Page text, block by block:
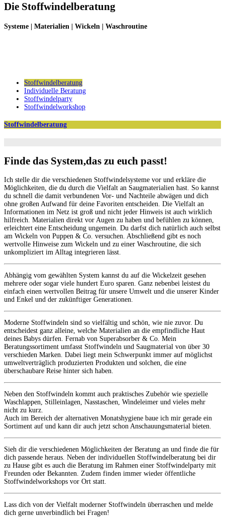
Die Stoffwindelberatung
Systeme | Materialien | Wickeln | Waschroutine
Stoffwindelberatung
Individuelle Beratung
Stoffwindelparty
Stoffwindelworkshop
Stoffwindelberatung
Finde das System,das zu euch passt!
Ich stelle dir die verschiedenen Stoffwindelsysteme vor und erkläre die
Möglichkeiten, die du durch die Vielfalt an Saugmaterialien hast. So kannst
du schnell die damit verbundenen Vor- und Nachteile abwägen und dich
ohne großen Aufwand für deine Favoriten entscheiden. Die Vielfalt an
Informationen im Netz ist groß und nicht jeder Hinweis ist auch wirklich
hilfreich. Materialien direkt vor Augen zu haben und befühlen zu können,
erleichtert eine Entscheidung ungemein. Du darfst dich natürlich auch selbst
am Wickeln von Puppen & Co. versuchen. Abschließend gibt es noch
wertvolle Hinweise zum Wickeln und zu einer Waschroutine, die sich
unkompliziert im Alltag integrieren lässt.
Abhängig vom gewählten System kannst du auf die Wickelzeit gesehen
mehrere oder sogar viele hundert Euro sparen. Ganz nebenbei leistest du
einfach einen wertvollen Beitrag für unsere Umwelt und die unserer Kinder
und Enkel und der zukünftiger Generationen.
Moderne Stoffwindeln sind so vielfältig und schön, wie nie zuvor. Du
entscheidest ganz alleine, welche Materialien an die empfindliche Haut
deines Babys dürfen. Fernab von Superabsorber & Co. Mein
Beratungssortiment umfasst Stoffwindeln und Saugmaterial von über 30
verschieden Marken. Dabei liegt mein Schwerpunkt immer auf möglichst
umweltverträglich produzierten Produkten und solchen, die eine
überschaubare Reise hinter sich haben.
Neben den Stoffwindeln kommt auch praktisches Zubehör wie spezielle
Waschlappen, Stilleinlagen, Nasstaschen, Windeleimer und vieles mehr
nicht zu kurz.
Auch im Bereich der alternativen Monatshygiene baue ich mir gerade ein
Sortiment auf und kann dir auch jetzt schon Anschauungsmaterial bieten.
Sieh dir die verschiedenen Möglichkeiten der Beratung an und finde die für
dich passende heraus. Neben der individuellen Stoffwindelberatung bei dir
zu Hause gibt es auch die Beratung im Rahmen einer Stoffwindelparty mit
Freunden oder Bekannten. Zudem finden immer wieder öffentliche
Stoffwindelworkshops vor Ort statt.
Lass dich von der Vielfalt moderner Stoffwindeln überraschen und melde
dich gerne unverbindlich bei Fragen!